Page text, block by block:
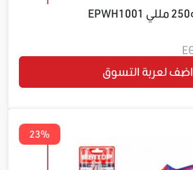
اضف لعربة التسوق
23%